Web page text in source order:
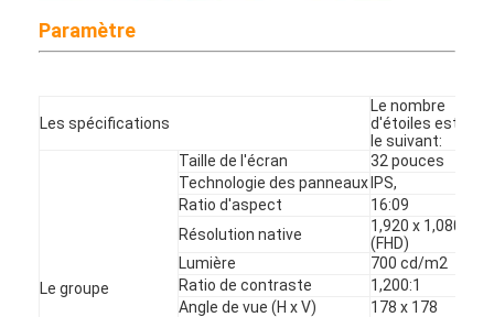
Panneau étiré d'affichage à cristaux liquides
Paramètre
Les spécifications
Le nombre
d'étoiles est
le suivant:
Le groupe
Taille de l'écran
32 pouces
Technologie des panneaux IPS,
Ratio d'aspect
16:09
Résolution native
1,920 x 1,080
(FHD)
Lumière
700 cd/m2
Ratio de contraste
1,200:1
Angle de vue (H x V)
178 x 178